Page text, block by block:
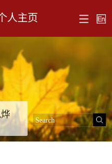
人主页